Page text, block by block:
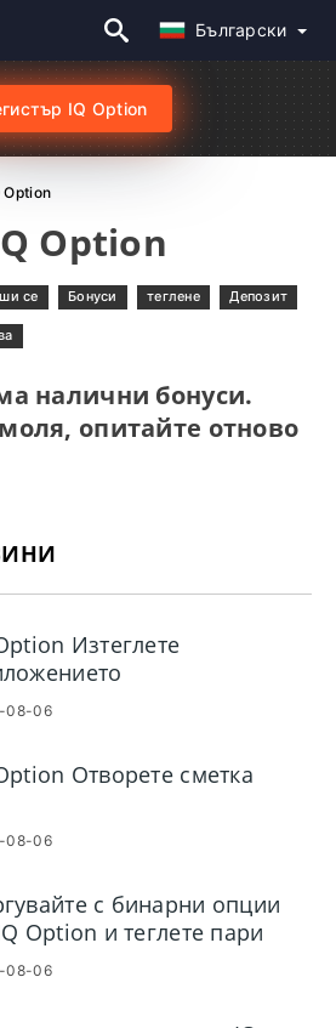
Български
IQ Option
Option
Option
се Бонуси теглене Депозит
налични бонуси.
опитайте отново
Изтеглете
08-06
Отворете сметка
08-06
с бинарни опции
Option и теглете пари
08-06